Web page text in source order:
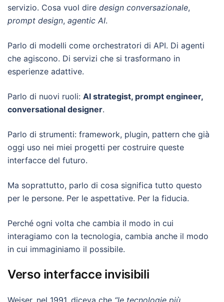
servizio. Cosa vuol dire design conversazionale,
prompt design, agentic AI.
Parlo di modelli come orchestratori di API. Di agenti
che agiscono. Di servizi che si trasformano in
esperienze adattive.
Parlo di nuovi ruoli: AI strategist, prompt engineer,
conversational designer.
Parlo di strumenti: framework, plugin, pattern che già
oggi uso nei miei progetti per costruire queste
interfacce del futuro.
Ma soprattutto, parlo di cosa significa tutto questo
per le persone. Per le aspettative. Per la fiducia.
Perché ogni volta che cambia il modo in cui
interagiamo con la tecnologia, cambia anche il modo
in cui immaginiamo il possibile.
Verso interfacce invisibili
Weiser, nel 1991, diceva che “le tecnologie più